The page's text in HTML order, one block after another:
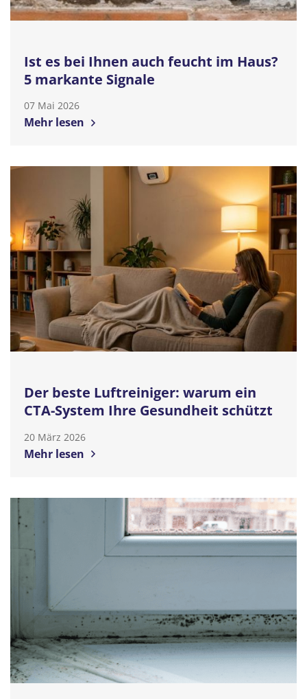
Ist es bei Ihnen auch feucht im Haus?
5 markante Signale
07 Mai 2026
Mehr lesen
Der beste Luftreiniger: warum ein
CTA-System Ihre Gesundheit schützt
20 März 2026
Mehr lesen